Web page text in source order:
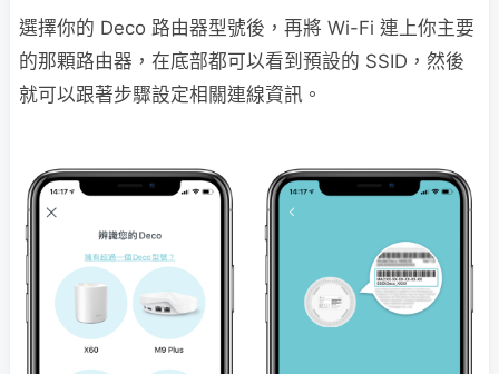
選擇你的 Deco 路由器型號後，再將 Wi-Fi 連上你主要
的那顆路由器，在底部都可以看到預設的 SSID，然後
就可以跟著步驟設定相關連線資訊。